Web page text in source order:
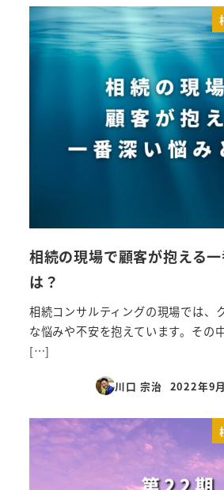
相続の現場で顧客が抱える
は？
相続コンサルティングの現場では、
な悩みや不安を抱えています。その
[…]
川口 宗治
投稿日
2022年9